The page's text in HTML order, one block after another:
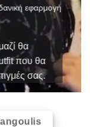
εφαρμογή
θα
που θα
σας.